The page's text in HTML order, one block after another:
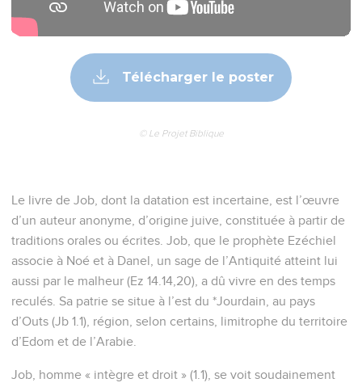
Télécharger le poster
© Le Projet Biblique
Le livre de Job, dont la datation est incertaine, est l’œuvre
d’un auteur anonyme, d’origine juive, constituée à partir de
traditions orales ou écrites. Job, que le prophète Ezéchiel
associe à Noé et à Danel, un sage de l’Antiquité atteint lui
aussi par le malheur (Ez 14.14,20), a dû vivre en des temps
reculés. Sa patrie se situe à l’est du *Jourdain, au pays
d’Outs (Jb 1.1), région, selon certains, limitrophe du territoire
d’Edom et de l’Arabie.
Job, homme « intègre et droit » (1.1), se voit soudainement